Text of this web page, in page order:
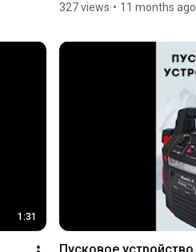
327 views • 11 months ago
1:31
Пусковое